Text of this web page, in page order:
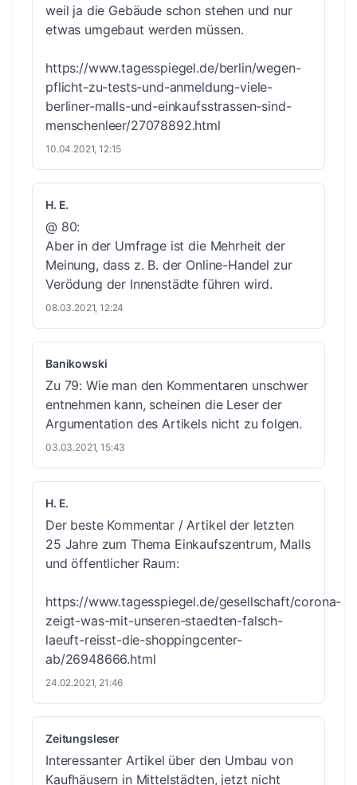
weil ja die Gebäude schon stehen und nur
etwas umgebaut werden müssen.
https://www.tagesspiegel.de/berlin/wegen-
pflicht-zu-tests-und-anmeldung-viele-
berliner-malls-und-einkaufsstrassen-sind-
menschenleer/27078892.html
10.04.2021, 12:15
H. E.
@ 80:
Aber in der Umfrage ist die Mehrheit der
Meinung, dass z. B. der Online-Handel zur
Verödung der Innenstädte führen wird.
08.03.2021, 12:24
Banikowski
Zu 79: Wie man den Kommentaren unschwer
entnehmen kann, scheinen die Leser der
Argumentation des Artikels nicht zu folgen.
03.03.2021, 15:43
H. E.
Der beste Kommentar / Artikel der letzten
25 Jahre zum Thema Einkaufszentrum, Malls
und öffentlicher Raum:
https://www.tagesspiegel.de/gesellschaft/corona-
zeigt-was-mit-unseren-staedten-falsch-
laeuft-reisst-die-shoppingcenter-
ab/26948666.html
24.02.2021, 21:46
Zeitungsleser
Interessanter Artikel über den Umbau von
Kaufhäusern in Mittelstädten, jetzt nicht